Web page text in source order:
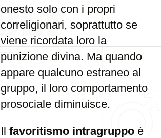
onesto solo con i propri
correligionari, soprattutto se
viene ricordata loro la
punizione divina. Ma quando
appare qualcuno estraneo al
gruppo, il loro comportamento
prosociale diminuisce.
Il favoritismo intragruppo è